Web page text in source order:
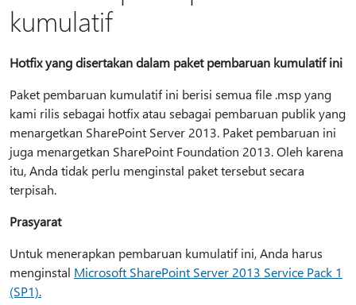
kumulatif
Hotfix yang disertakan dalam paket pembaruan kumulatif ini
Paket pembaruan kumulatif ini berisi semua file .msp yang
kami rilis sebagai hotfix atau sebagai pembaruan publik yang
menargetkan SharePoint Server 2013. Paket pembaruan ini
juga menargetkan SharePoint Foundation 2013. Oleh karena
itu, Anda tidak perlu menginstal paket tersebut secara
terpisah.
Prasyarat
Untuk menerapkan pembaruan kumulatif ini, Anda harus
menginstal Microsoft SharePoint Server 2013 Service Pack 1
(SP1).